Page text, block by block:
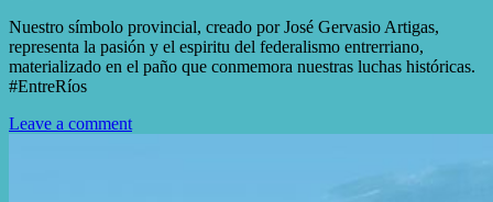
Nuestro símbolo provincial, creado por José Gervasio Artigas,
representa la pasión y el espiritu del federalismo entrerriano,
materializado en el paño que conmemora nuestras luchas históricas.
#EntreRíos
Leave a comment